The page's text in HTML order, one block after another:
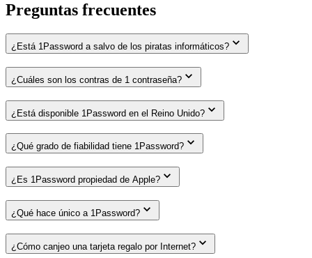
Preguntas frecuentes
¿Está 1Password a salvo de los piratas informáticos?
¿Cuáles son los contras de 1 contraseña?
¿Está disponible 1Password en el Reino Unido?
¿Qué grado de fiabilidad tiene 1Password?
¿Es 1Password propiedad de Apple?
¿Qué hace único a 1Password?
¿Cómo canjeo una tarjeta regalo por Internet?